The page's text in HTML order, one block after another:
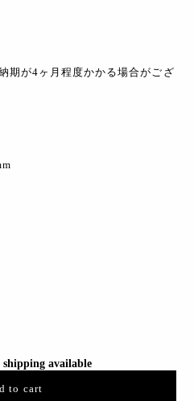
期が4ヶ月程度かかる場合がござ
available
to cart